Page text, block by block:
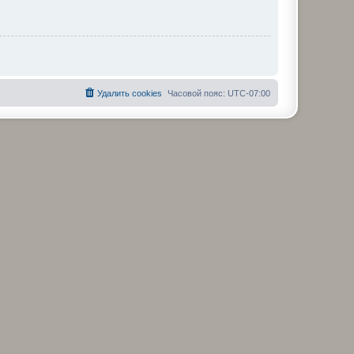
Часовой пояс: UTC-07:00
Удалить cookies